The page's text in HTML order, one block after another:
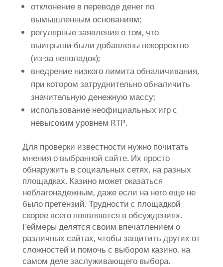
отклонение в переводе денег по
вымышленным основаниям;
регулярные заявления о том, что
выигрыши были добавлены некорректно
(из-за неполадок);
внедрение низкого лимита обналичивания,
при котором затруднительно обналичить
значительную денежную массу;
использование неофициальных игр с
невысоким уровнем RTP.
Для проверки известности нужно почитать
мнения о выбранной сайте. Их просто
обнаружить в социальных сетях, на разных
площадках. Казино может оказаться
неблагонадежным, даже если на него еще не
было претензий. Трудности с площадкой
скорее всего появляются в обсуждениях.
Геймеры делятся своим впечатлением о
различных сайтах, чтобы защитить других от
сложностей и помочь с выбором казино, на
самом деле заслуживающего выбора.